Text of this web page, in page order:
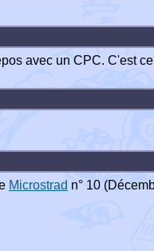
avec un CPC. C'est
Microstrad n° 10